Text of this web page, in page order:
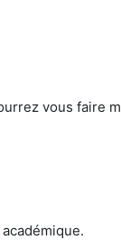
vous faire